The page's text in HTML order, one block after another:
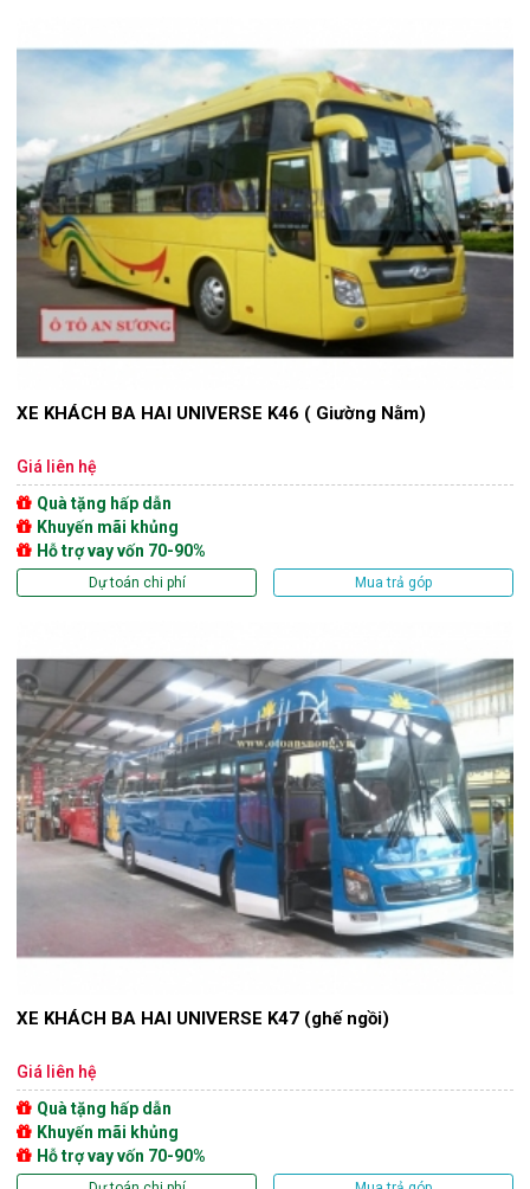
XE KHÁCH BA HAI UNIVERSE K46 ( Giường Nằm)
Giá liên hệ
Quà tặng hấp dẫn
Khuyến mãi khủng
Hỗ trợ vay vốn 70-90%
Dự toán chi phí Mua trả góp
XE KHÁCH BA HAI UNIVERSE K47 (ghế ngồi)
Giá liên hệ
Quà tặng hấp dẫn
Khuyến mãi khủng
Hỗ trợ vay vốn 70-90%